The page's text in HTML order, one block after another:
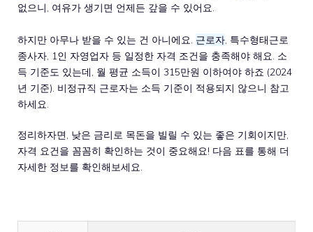
없으니, 여유가 생기면 언제든 갚을 수 있어요.
하지만 아무나 받을 수 있는 건 아니에요. 근로자 , 특수형태근로
종사자, 1인 자영업자 등 일정한 자격 조건을 충족해야 해요. 소
득 기준도 있는데, 월 평균 소득이 315만원 이하여야 하죠 (2024
년 기준). 비정규직 근로자는 소득 기준이 적용되지 않으니 참고
하세요.
정리하자면, 낮은 금리로 목돈을 빌릴 수 있는 좋은 기회이지만,
자격 요건을 꼼꼼히 확인하는 것이 중요해요! 다음 표를 통해 더
자세한 정보를 확인해보세요.